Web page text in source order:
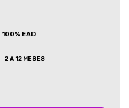
100% EAD
2 A 12 MESES